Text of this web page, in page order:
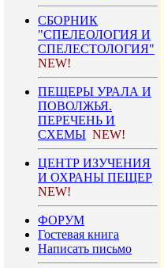
СБОРНИК
"СПЕЛЕОЛОГИЯ И
СПЕЛЕСТОЛОГИЯ"
NEW!
ПЕЩЕРЫ УРАЛА И
ПОВОЛЖЬЯ.
ПЕРЕЧЕНЬ И
СХЕМЫ NEW!
ЦЕНТР ИЗУЧЕНИЯ
И ОХРАНЫ ПЕЩЕР
NEW!
ФОРУМ
Гостевая книга
Написать письмо